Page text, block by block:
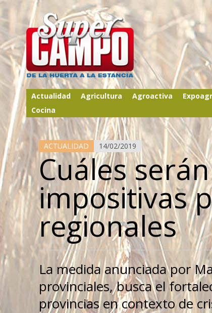
Actualidad Agricultura Agroactiva
Cocina
ACTUALIDAD 14/02/2019
Cuáles
impositivas
regionales
La medida anunciada por
provinciales, busca el
provincias en contexto de